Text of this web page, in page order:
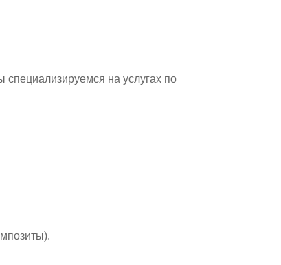
на услугах по